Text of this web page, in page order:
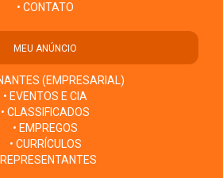
• CONTATO
MEU ANÚNCIO
(EMPRESARIAL)
• EVENTOS E CIA
• CLASSIFICADOS
• EMPREGOS
• CURRÍCULOS
REPRESENTANTES